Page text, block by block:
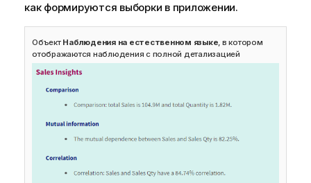
как формируются выборки в приложении.
Объект Наблюдения на естественном языке, в котором
отображаются наблюдения с полной детализацией